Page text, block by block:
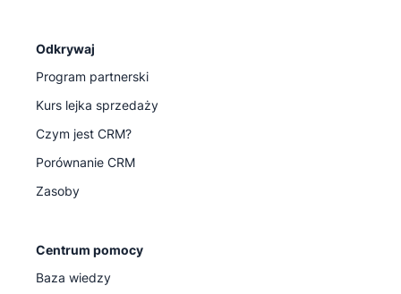
Odkrywaj
Program partnerski
Kurs lejka sprzedaży
Czym jest CRM?
Porównanie CRM
Zasoby
Centrum pomocy
Baza wiedzy